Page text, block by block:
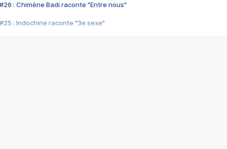
#26 : Chimène Badi raconte "Entre nous"
#25 : Indochine raconte "3e sexe"